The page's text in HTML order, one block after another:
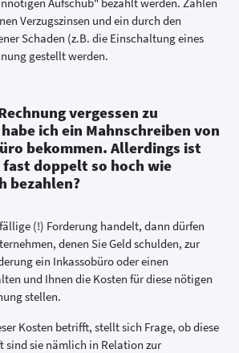
Verzugszinsen und ein durch den
Schaden (z.B. die Einschaltung eines
gestellt werden.
vergessen zu
ich ein Mahnschreiben von
bekommen. Allerdings ist
doppelt so hoch wie
bezahlen?
(!) Forderung handelt, dann dürfen
denen Sie Geld schulden, zur
ein Inkassobüro oder einen
und Ihnen die Kosten für diese nötigen
stellen.
Kosten betrifft, stellt sich Frage, ob diese
sind sie nämlich in Relation zur